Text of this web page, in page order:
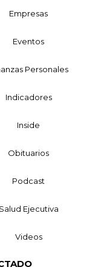
Empresas
Eventos
Personales
Indicadores
Inside
Obituarios
Podcast
Salud Ejecutiva
Videos